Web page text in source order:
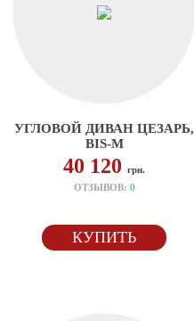
УГЛОВОЙ ДИВАН ЦЕЗАРЬ,
BIS-M
40 120грн.
ОТЗЫВОВ: 0
КУПИТЬ